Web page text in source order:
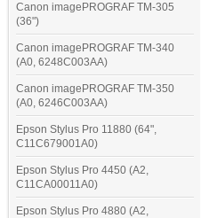
Canon imagePROGRAF TM-305
(36")
Canon imagePROGRAF TM-340
(A0, 6248C003AA)
Canon imagePROGRAF TM-350
(A0, 6246C003AA)
Epson Stylus Pro 11880 (64",
C11C679001A0)
Epson Stylus Pro 4450 (A2,
C11CA00011A0)
Epson Stylus Pro 4880 (A2,